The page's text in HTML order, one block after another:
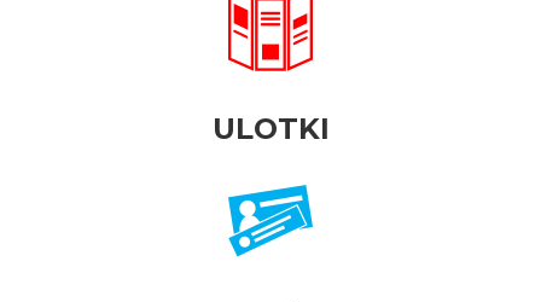
ULOTKI